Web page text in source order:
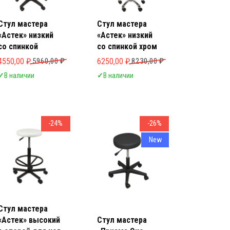
6230,00 ₽.
мастера
низкий
спинкой
5960,00₽
цена составляла 5960,00 ₽.
₽
цена: 4550,00 ₽.
В наличии
Стул мастера
«Астек» низкий
со спинкой хром
8230,00₽
Первоначальная цена составляла
6250,00 ₽
Текущая цена: 6250,00 ₽.
✓ В наличии
-24%
мастера
высокий
-26%
New
Стул мастера